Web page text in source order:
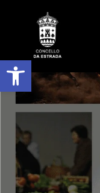
Abrir
contido